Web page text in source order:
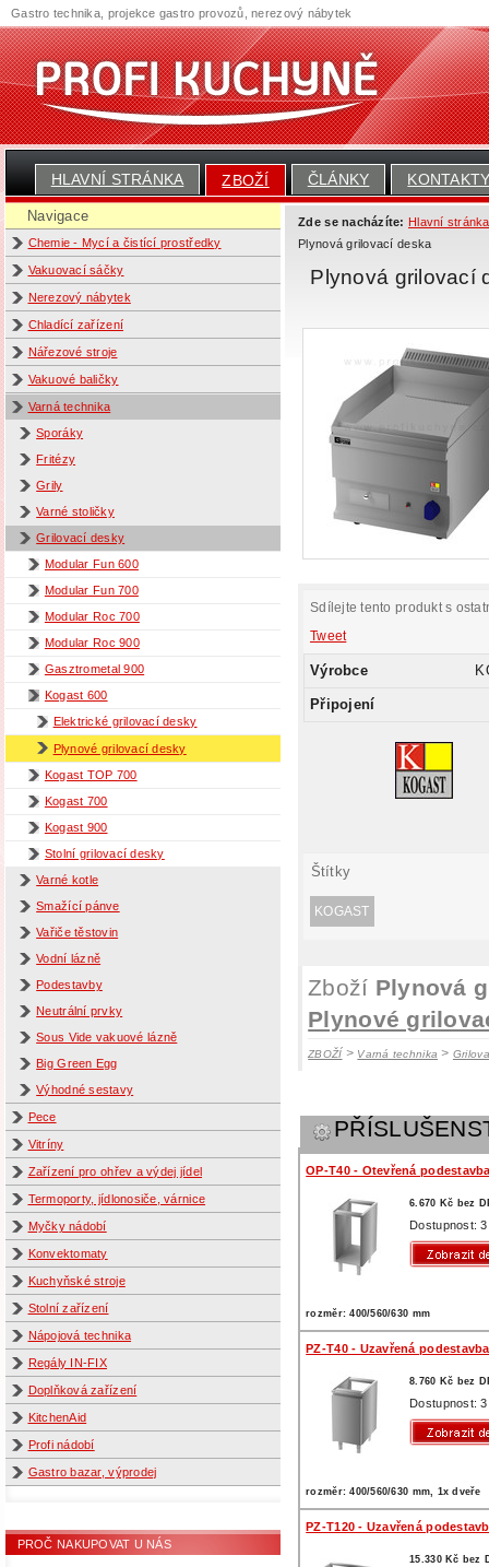
HLAVNÍ STRÁNKA ZBOŽÍ ČLÁNKY
Navigace
Chemie - Mycí a čistící prostředky
Vakuovací sáčky
Nerezový nábytek
Chladící zařízení
Nářezové stroje
Vakuové baličky
Varná technika
Sporáky
Fritézy
Grily
Varné stoličky
Grilovací desky
Modular Fun 600
Modular Fun 700
Modular Roc 700
Modular Roc 900
Gasztrometal 900
Kogast 600
Elektrické grilovací desky
Plynové grilovací desky
Kogast TOP 700
Kogast 700
Kogast 900
Stolní grilovací desky
Varné kotle
Smažící pánve
Vařiče těstovin
Vodní lázně
Podestavby
Neutrální prvky
Sous Vide vakuové lázně
Big Green Egg
Výhodné sestavy
Pece
Vitríny
Zařízení pro ohřev a výdej jídel
Termoporty, jídlonosiče, várnice
Myčky nádobí
Konvektomaty
Kuchyňské stroje
Stolní zařízení
Nápojová technika
Regály IN-FIX
Doplňková zařízení
KitchenAid
Profi nádobí
Gastro bazar, výprodej
PROČ NAKUPOVAT U NÁS
Zde se nacházíte: Hlavní stránka
Plynová grilovací deska
Plynová grilovací
Sdílejte tento produkt s
Tweet
Výrobce
Připojení
Štítky
KOGAST
Zboží Plynová
Plynové
ZBOŽÍ > Varná technika >
OP-T40 - Otevřená
6.670 Kč bez
Dostupnost:
rozměr: 400/560/630 mm
PZ-T40 - Uzavřená podestavba
8.760 Kč bez
Dostupnost:
rozměr: 400/560/630 mm, 1x dveře
PZ-T120 - Uzavřená
15.330 Kč bez
Gastro technika, projekce gastro provozů, nerezový nábytek